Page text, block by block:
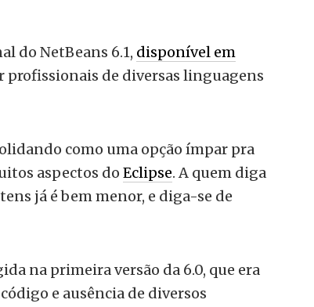
do NetBeans 6.1, disponível em
profissionais de diversas linguagens
como uma opção ímpar pra
aspectos do Eclipse. A quem diga
já é bem menor, e diga-se de
na primeira versão da 6.0, que era
e ausência de diversos